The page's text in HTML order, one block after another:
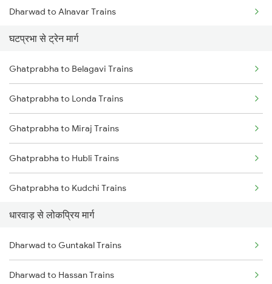
Dharwad to Alnavar Trains
Dharwad to Arsikere Trains
Dharwad to Tholahunase Trains
Dharwad to Haveri Trains
Dharwad to Pune Trains
Dharwad to Ranibennur Trains
Dharwad to Birur Trains
घटप्रभा से ट्रेन मार्ग
Ghatprabha to Belagavi Trains
Ghatprabha to Londa Trains
Ghatprabha to Miraj Trains
Ghatprabha to Hubli Trains
Ghatprabha to Kudchi Trains
Ghatprabha to Pune Trains
Ghatprabha to Gokak Trains
Ghatprabha to Raibag Trains
धारवाड़ से लोकप्रिय मार्ग
Dharwad to Guntakal Trains
Dharwad to Hassan Trains